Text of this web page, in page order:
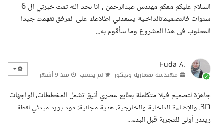
السلام عليكم معكم مهندس عبدالرحمن , انا بحد الله تمت خبرتي ال 6
سنوات فالتصميماتالداخلية يسعدني اطلاعك على المرفق تفهمت جيدا
المطلوب في هذا المشروع وما سأقوم به...
Huda A.
مهندسة معمارية وديكور لم يحسب منذ 9 أشهر
جاهزة لتصميم فيلا متكاملة بطابع عصري أنيق تشمل المخططات، الواجهات
3D، والإضاءة الداخلية والخارجية. هدية مجانية: مود بورد مبدئي لقطة
ريندر أولى للتجربة قبل البدء...